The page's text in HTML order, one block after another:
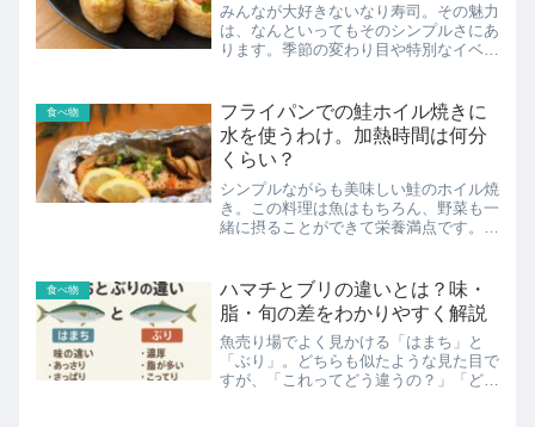
みんなが大好きないなり寿司。その魅力
は、なんといってもそのシンプルさにあ
ります。季節の変わり目や特別なイベン
は、そんないなり寿司をもっと楽しむた
めに、季節やイベントに合わせたアレン
ジをご紹介します。
食べ物
フライパンでの鮭ホイル焼きに
水を使うわけ。加熱時間は何分
くらい？
シンプルながらも美味しい鮭のホイル焼
き。この料理は魚はもちろん、野菜も一
緒に摂ることができて栄養満点です。さ
が便利です。今回は、特に水を使った調
理法と加熱時間に注目して...
食べ物
ハマチとブリの違いとは？味・
脂・旬の差をわかりやすく解説
魚売り場でよく見かける「はまち」と
「ぶり」。どちらも似たような見た目で
すが、「これってどう違うの？」「どっ